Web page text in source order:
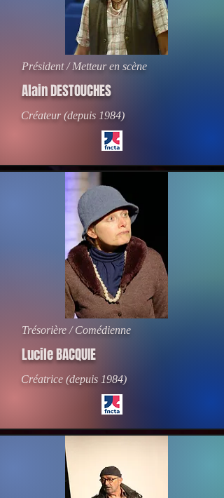
Président / Metteur en scène
Alain DESTOUCHES
Créateur (depuis 1984)
Trésorière / Comédienne
Lucile BACQUIE
Créatrice (depuis 1984)